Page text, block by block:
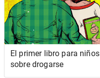
El primer libro para niños
sobre drogarse